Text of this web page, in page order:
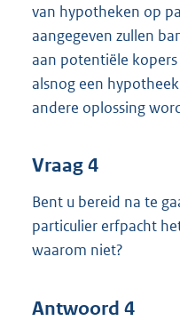
van hypotheken op
aangegeven zullen
aan potentiële
alsnog een
andere oplossing
Vraag 4
Bent u bereid na te
particulier erfpacht
waarom niet?
Antwoord 4